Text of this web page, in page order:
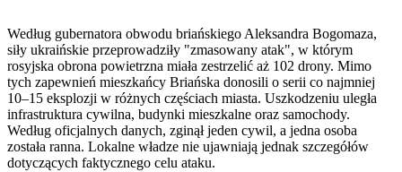
Według gubernatora obwodu briańskiego Aleksandra Bogomaza,
siły ukraińskie przeprowadziły "zmasowany atak", w którym
rosyjska obrona powietrzna miała zestrzelić aż 102 drony. Mimo
tych zapewnień mieszkańcy Briańska donosili o serii co najmniej
10–15 eksplozji w różnych częściach miasta. Uszkodzeniu uległa
infrastruktura cywilna, budynki mieszkalne oraz samochody.
Według oficjalnych danych, zginął jeden cywil, a jedna osoba
została ranna. Lokalne władze nie ujawniają jednak szczegółów
dotyczących faktycznego celu ataku.